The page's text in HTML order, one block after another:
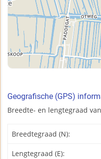
Geografische (GPS)
Breedte- en lengtegraad
Breedtegraad (N):
Lengtegraad (E):